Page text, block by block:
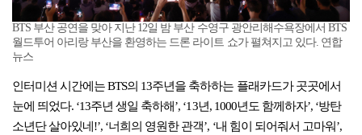
BTS 부산 공연을 맞아 지난 12일 밤 부산 수영구 광안리해수욕장에서 BTS
월드투어 아리랑 부산을 환영하는 드론 라이트 쇼가 펼쳐지고 있다. 연합
뉴스
인터미션 시간에는 BTS의 13주년을 축하하는 플래카드가 곳곳에서
눈에 띄었다. ‘13주년 생일 축하해’, ‘13년, 1000년도 함께하자’, ‘방탄
소년단 살아있네!’, ‘너희의 영원한 관객’, ‘내 힘이 되어줘서 고마워’,